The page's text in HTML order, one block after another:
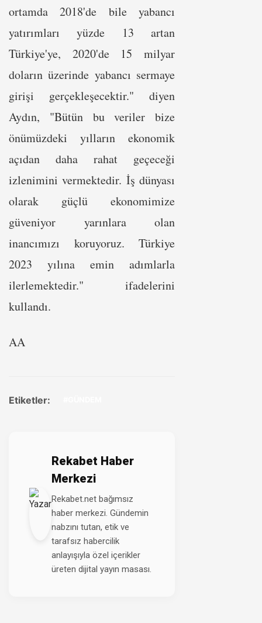
ortamda 2018'de bile yabancı
yatırımları yüzde 13 artan
Türkiye'ye, 2020'de 15 milyar
doların üzerinde yabancı sermaye
girişi gerçekleşecektir." diyen
Aydın, "Bütün bu veriler bize
önümüzdeki yılların ekonomik
açıdan daha rahat geçeceği
izlenimini vermektedir. İş dünyası
olarak güçlü ekonomimize
güveniyor yarınlara olan
inancımızı koruyoruz. Türkiye
2023 yılına emin adımlarla
ilerlemektedir." ifadelerini
kullandı.
AA
Etiketler:
Rekabet Haber
Merkezi
Rekabet.net bağımsız
haber merkezi. Gündemin
nabzını tutan, etik ve
tarafsız habercilik
anlayışıyla özel içerikler
üreten dijital yayın masası.